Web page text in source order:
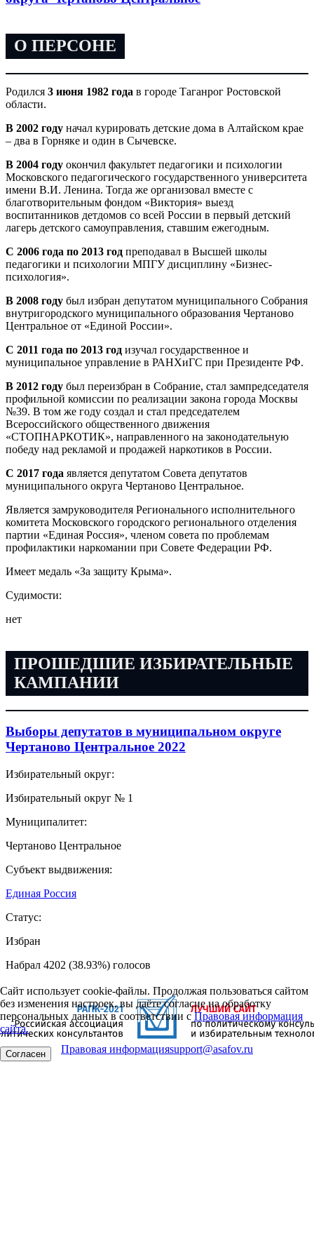
О ПЕРСОНЕ
Родился 3 июня 1982 года в городе Таганрог Ростовской
области.
В 2002 году начал курировать детские дома в Алтайском крае
– два в Горняке и один в Сычевске.
В 2004 году окончил факультет педагогики и психологии
Московского педагогического государственного университета
имени В.И. Ленина. Тогда же организовал вместе с
благотворительным фондом «Виктория» выезд
воспитанников детдомов со всей России в первый детский
лагерь детского самоуправления, ставшим ежегодным.
С 2006 года по 2013 год преподавал в Высшей школы
педагогики и психологии МПГУ дисциплину «Бизнес-
психология».
В 2008 году был избран депутатом муниципального Собрания
внутригородского муниципального образования Чертаново
Центральное от «Единой России».
С 2011 года по 2013 год изучал государственное и
муниципальное управление в РАНХиГС при Президенте РФ.
В 2012 году был переизбран в Собрание, стал зампредседателя
профильной комиссии по реализации закона города Москвы
№39. В том же году создал и стал председателем
Всероссийского общественного движения
«СТОПНАРКОТИК», направленного на законодательную
победу над рекламой и продажей наркотиков в России.
С 2017 года является депутатом Совета депутатов
муниципального округа Чертаново Центральное.
Является замруководителя Регионального исполнительного
комитета Московского городского регионального отделения
партии «Единая Россия», членом совета по проблемам
профилактики наркомании при Совете Федерации РФ.
Имеет медаль «За защиту Крыма».
Судимости:
нет
ПРОШЕДШИЕ ИЗБИРАТЕЛЬНЫЕ
КАМПАНИИ
Выборы депутатов в муниципальном округе
Чертаново Центральное 2022
Избирательный округ:
Избирательный округ № 1
Муниципалитет:
Чертаново Центральное
Субъект выдвижения:
Единая Россия
Статус:
Избран
Набрал 4202 (38.93%) голосов
Сайт использует cookie-файлы. Продолжая пользоваться сайтом
без изменения настроек, вы даёте согласие на обработку
персональных данных в соответствии сПравовая информация
сайта.
Согласен Правовая информацияsupport@asafov.ru